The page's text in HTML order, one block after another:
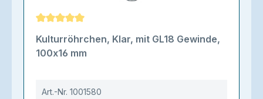
Durchschnittliche Bewertung von 5 von 5 Sternen
Kulturröhrchen, Klar, mit GL18 Gewinde,
100x16 mm
Art.-Nr. 1001580